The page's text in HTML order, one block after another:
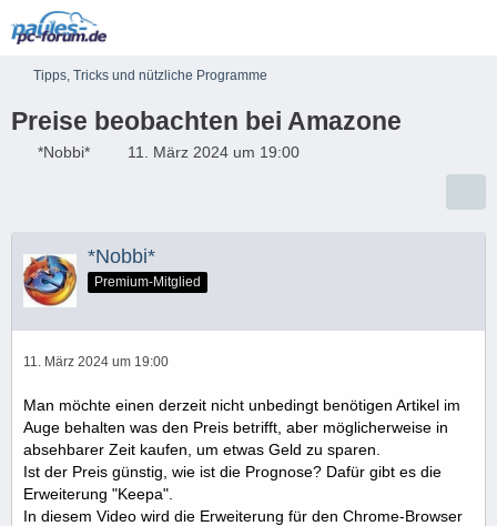
Tipps, Tricks und nützliche Programme
Preise beobachten bei Amazone
*Nobbi* 11. März 2024 um 19:00
*Nobbi*
Premium-Mitglied
11. März 2024 um 19:00
Man möchte einen derzeit nicht unbedingt benötigen Artikel im
Auge behalten was den Preis betrifft, aber möglicherweise in
absehbarer Zeit kaufen, um etwas Geld zu sparen.
Ist der Preis günstig, wie ist die Prognose? Dafür gibt es die
Erweiterung "Keepa".
In diesem Video wird die Erweiterung für den Chrome-Browser